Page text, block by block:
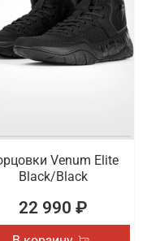
Venum Elite
Black/Black
22 990 ₽